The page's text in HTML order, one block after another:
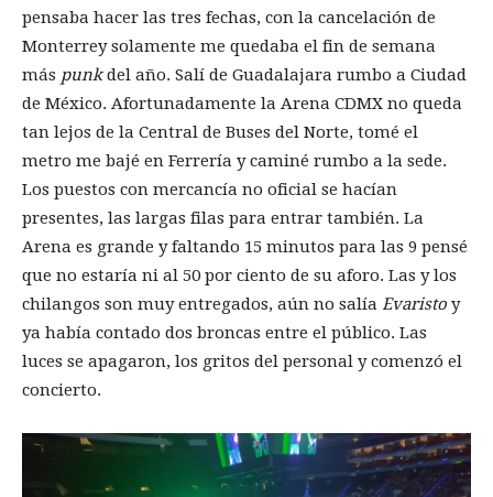
pensaba hacer las tres fechas, con la cancelación de
Monterrey solamente me quedaba el fin de semana
más punkdel año. Salí de Guadalajara rumbo a Ciudad
de México. Afortunadamente la Arena CDMX no queda
tan lejos de la Central de Buses del Norte, tomé el
metro me bajé en Ferrería y caminé rumbo a la sede.
Los puestos con mercancía no oficial se hacían
presentes, las largas filas para entrar también. La
Arena es grande y faltando 15 minutos para las 9 pensé
que no estaría ni al 50 por ciento de su aforo. Las y los
chilangos son muy entregados, aún no salía Evaristo y
ya había contado dos broncas entre el público. Las
luces se apagaron, los gritos del personal y comenzó el
concierto.